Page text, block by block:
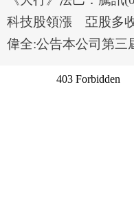
科技股領漲 亞股多
偉全:公告本公司第三